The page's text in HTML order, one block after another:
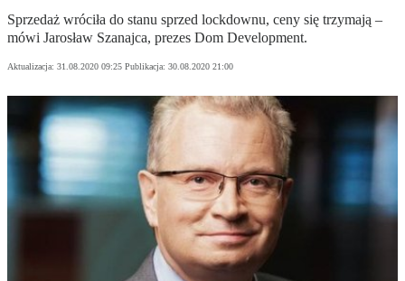
Sprzedaż wróciła do stanu sprzed lockdownu, ceny się trzymają –
mówi Jarosław Szanajca, prezes Dom Development.
Aktualizacja: 31.08.2020 09:25 Publikacja: 30.08.2020 21:00